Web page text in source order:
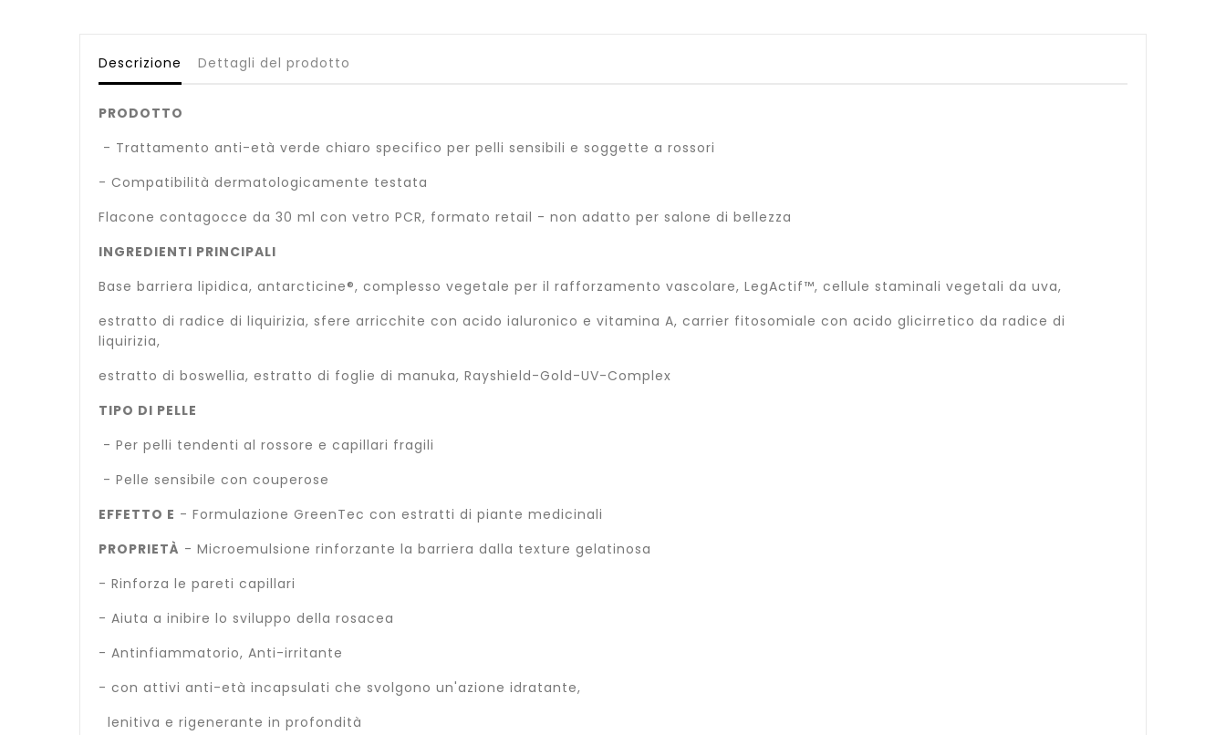
Descrizione Dettagli del prodotto
PRODOTTO
- Trattamento anti-età verde chiaro specifico per pelli sensibili e soggette a rossori
- Compatibilità dermatologicamente testata
Flacone contagocce da 30 ml con vetro PCR, formato retail - non adatto per salone di bellezza
INGREDIENTI PRINCIPALI
Base barriera lipidica, antarcticine®, complesso vegetale per il rafforzamento vascolare, LegActif™, cellule staminali vegetali da uva,
estratto di radice di liquirizia, sfere arricchite con acido ialuronico e vitamina A, carrier fitosomiale con acido glicirretico da radice di
liquirizia,
estratto di boswellia, estratto di foglie di manuka, Rayshield-Gold-UV-Complex
TIPO DI PELLE
- Per pelli tendenti al rossore e capillari fragili
- Pelle sensibile con couperose
EFFETTO E - Formulazione GreenTec con estratti di piante medicinali
PROPRIETÀ - Microemulsione rinforzante la barriera dalla texture gelatinosa
- Rinforza le pareti capillari
- Aiuta a inibire lo sviluppo della rosacea
- Antinfiammatorio, Anti-irritante
- con attivi anti-età incapsulati che svolgono un'azione idratante,
lenitiva e rigenerante in profondità